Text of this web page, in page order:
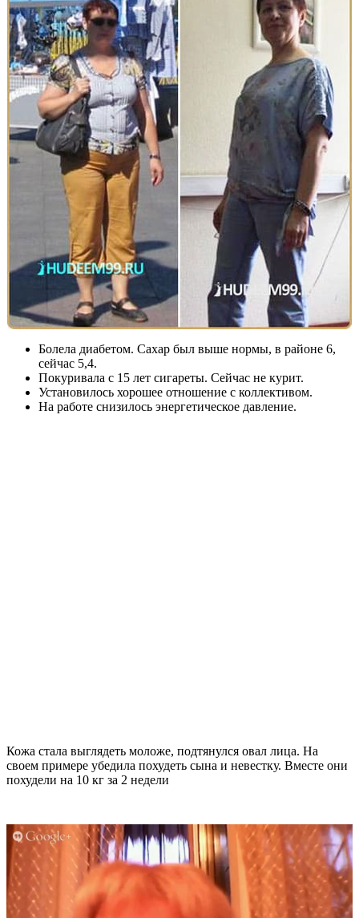
Болела диабетом. Сахар был выше нормы, в районе 6,
сейчас 5,4.
Покуривала с 15 лет сигареты. Сейчас не курит.
Установилось хорошее отношение с коллективом.
На работе снизилось энергетическое давление.
Кожа стала выглядеть моложе, подтянулся овал лица. На
своем примере убедила похудеть сына и невестку. Вместе они
похудели на 10 кг за 2 недели